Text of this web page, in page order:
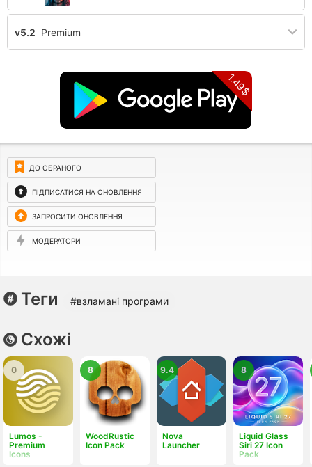
v5.2 Premium
1.49$
ДО ОБРАНОГО
ПІДПИСАТИСЯ НА ОНОВЛЕННЯ
ЗАПРОСИТИ ОНОВЛЕННЯ
МОДЕРАТОРИ
Теги #взламані програми
Схожі
Lumos -
Premium
Icons
0
WoodRustic
Icon Pack
8
Nova
Launcher
9.4
Liquid Glass
Siri 27 Icon
Pack
8